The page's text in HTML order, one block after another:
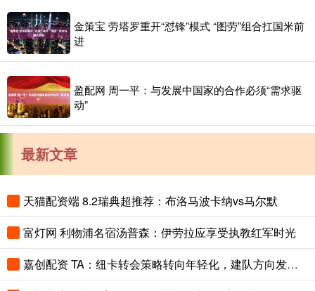
金策宝 劳塔罗重开“怼锋”模式 “图劳”组合扛国米前
进
盈配网 周一平：与发展中国家的合作必须“需求驱
动”
最新文章
天猫配资端 8.2瑞典超推荐：布洛马波卡纳vs马尔默
富灯网 利物浦名宿汤普森：伊劳拉应享受执教红军时光
嘉创配资 TA：纽卡转会策略转向年轻化，建队方向发生转变